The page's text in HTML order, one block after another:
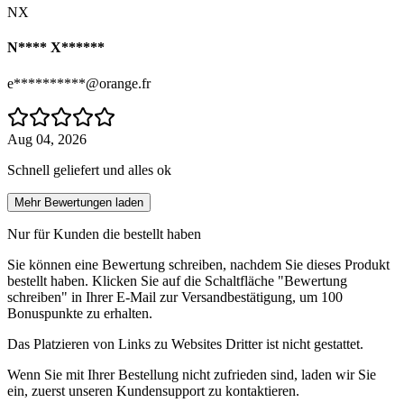
NX
N**** X******
e**********@orange.fr
Aug 04, 2026
Schnell geliefert und alles ok
Mehr Bewertungen laden
Nur für Kunden die bestellt haben
Sie können eine Bewertung schreiben, nachdem Sie dieses Produkt
bestellt haben. Klicken Sie auf die Schaltfläche "Bewertung
schreiben" in Ihrer E-Mail zur Versandbestätigung, um 100
Bonuspunkte zu erhalten.
Das Platzieren von Links zu Websites Dritter ist nicht gestattet.
Wenn Sie mit Ihrer Bestellung nicht zufrieden sind, laden wir Sie
ein, zuerst unseren Kundensupport zu kontaktieren.